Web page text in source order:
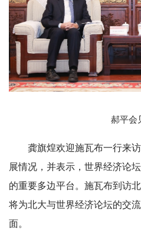
郝平会
龚旗煌欢迎施瓦布一行来
展情况，并表示，世界经济论
的重要多边平台。施瓦布到访
将为北大与世界经济论坛的交
面。